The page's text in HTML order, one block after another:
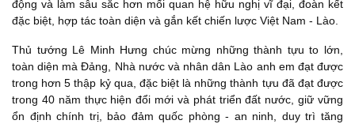
động và làm sâu sắc hơn mối quan hệ hữu nghị vĩ đại, đoàn kết
đặc biệt, hợp tác toàn diện và gắn kết chiến lược Việt Nam - Lào.
Thủ tướng Lê Minh Hưng chúc mừng những thành tựu to lớn,
toàn diện mà Đảng, Nhà nước và nhân dân Lào anh em đạt được
trong hơn 5 thập kỷ qua, đặc biệt là những thành tựu đã đạt được
trong 40 năm thực hiện đổi mới và phát triển đất nước, giữ vững
ổn định chính trị, bảo đảm quốc phòng - an ninh, duy trì tăng